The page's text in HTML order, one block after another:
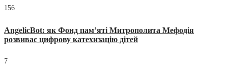
156
AngelicBot: як Фонд пам’яті Митрополита Мефодія
розвиває цифрову катехизацію дітей
7